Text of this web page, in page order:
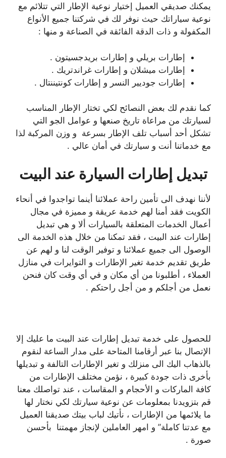
يمكنك صديقي العميل إختيار نوعية الإطار التي تتلائم مع
نوعية سياراتك حيث نوفر لك في شركتنا جميع الأنواع
المكفولة و ذات الدقة الفائقة في الصناعة و منها :
إطارات بريلي و إطارات بريدجسيتون .
إطارات ميشلان و إطارات غراندتريك .
إطارات جوديير النسر و إطارات كونتيننتال .
كما نقدم لك بعض النصائح لكي تختار الإطار المناسب
لسيارتك من مراعاة تاريخ صنعها و عوامل الجو التي
تشكل أحد أسباب تلف الإطار بسرعة و وزن المركبة لذا
مع خدماتنا أنت و سيارتك في أمان عالي .
تبديل إطارات السيارة عند البيت
لأننا نهدف الى تأمين راحة عملائنا أينما تواجدوا في أنحاء
الكويت فقد أمنا لهم خدمة عريقة و مميزة في مجال
أعمال الخدمات المتعلقة بالسيارات ألا و هي تبديل
إطارات عند البيت ، فقد تمكنا من خلال هذه الخدمة الى
الوصول الى جميع عملائنا و توفير الوقت لنا و لهم عن
طريق تقديم خدمة تغير الإطارات و التوايرات في منازل
العملاء ، أطلبونا من أي مكان و في أي وقت كان فنحن
نعمل من أجلكم و من أجل راحتكم .
للحصول على خدمة تبديل إطارات عند البيت ما عليك إلا
الإتصال بنا عبر أرقامنا المتاحة على مدار الساعة لنقوم
بالذهاب اليك الى منزلك و تغير الإطارات التالفة و تبديلها
بأخرى ذات جودة كبيرة ، نؤمن مختلف الإطارات من
كافة الماركات و الأحجام و المقاسات ، عند تواصلك معنا
قم بتزويدنا بمعلومات عن نوعية سيارتك لكي نختار لها
ما يلائمها من الإطارات ، نأتيك لباب بيتك صديقنا العميل
مع عدتنا كاملة” و امهر العاملين لإنجاز مهمتنا بأحسن
صورة .